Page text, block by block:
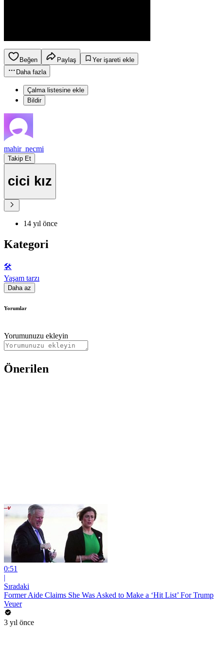
Beğen Paylaş
Yer işareti ekle
Daha fazla
Çalma listesine ekle
Bildir
mahir_necmi
Takip Et
cici kız
14 yıl önce
Kategori
🛠️
Yaşam tarzı
Daha az
Yorumlar
Yorumunuzu ekleyin
Önerilen
0:51
|
Sıradaki
Former Aide Claims She Was Asked to Make a ‘Hit List’ For Trump
Veuer
3 yıl önce